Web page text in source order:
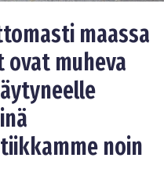
maassa
muheva
noin